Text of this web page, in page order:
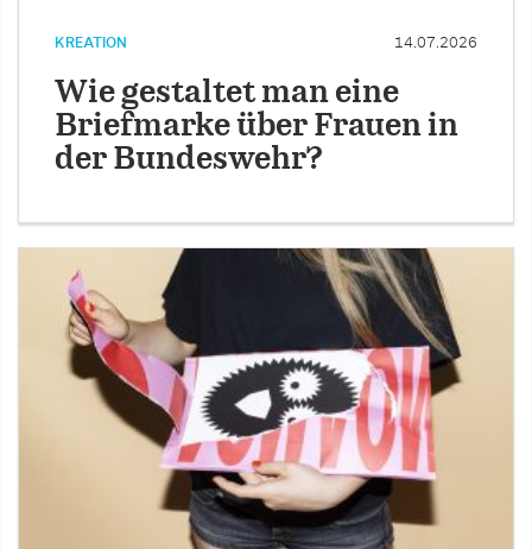
KREATION 14.07.2026
Wie gestaltet man eine
Briefmarke über Frauen in
der Bundeswehr?